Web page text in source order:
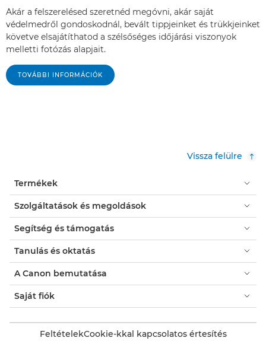
Akár a felszerelésed szeretnéd megóvni, akár saját
védelmedről gondoskodnál, bevált tippjeinket és trükkjeinket
követve elsajátíthatod a szélsőséges időjárási viszonyok
melletti fotózás alapjait.
TOVÁBBI INFORMÁCIÓK
Vissza felülre
Termékek
Szolgáltatások és megoldások
Segítség és támogatás
Tanulás és oktatás
A Canon bemutatása
Saját fiók
FeltételekCookie-kkal kapcsolatos értesítés